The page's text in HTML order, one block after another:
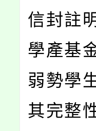
信封註
學產基
弱勢學
其完整